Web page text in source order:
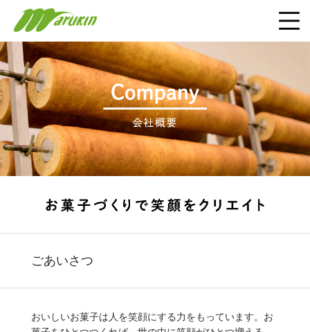
ごあいさつ
おいしいお菓子は人を笑顔にする力をもっています。お